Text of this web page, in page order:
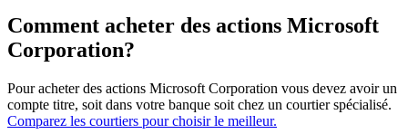
Comment acheter des actions Microsoft
Corporation?
Pour acheter des actions Microsoft Corporation vous devez avoir un
compte titre, soit dans votre banque soit chez un courtier spécialisé.
Comparez les courtiers pour choisir le meilleur.